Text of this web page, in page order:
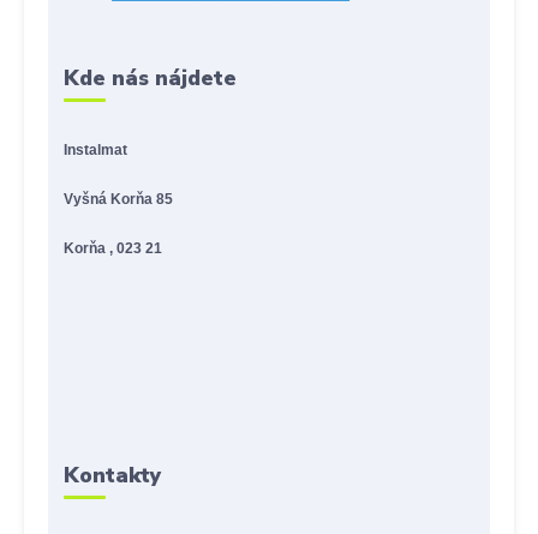
Kde nás nájdete
Instalmat
Vyšná Korňa 85
Korňa , 023 21
Kontakty